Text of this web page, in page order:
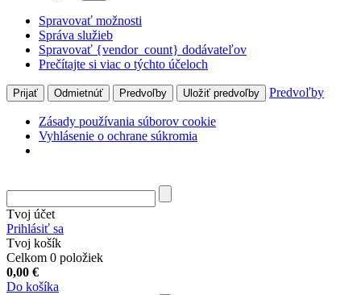
Spravovať možnosti
Správa služieb
Spravovať {vendor_count} dodávateľov
Prečítajte si viac o týchto účeloch
Prijať Odmietnúť Predvoľby Uložiť predvoľby Predvoľby
Zásady používania súborov cookie
Vyhlásenie o ochrane súkromia
Tvoj účet
Prihlásiť sa
Tvoj košík
Celkom 0 položiek
0,00 €
Do košíka